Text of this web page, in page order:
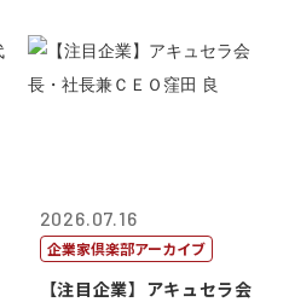
2026.07.16
企業家倶楽部アーカイブ
【注目企業】アキュセラ会